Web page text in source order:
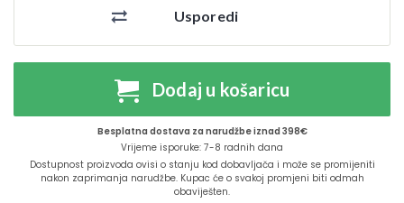
Usporedi
Dodaj u košaricu
Besplatna dostava za narudžbe iznad 398€
Vrijeme isporuke: 7-8 radnih dana
Dostupnost proizvoda ovisi o stanju kod dobavljača i može se promijeniti
nakon zaprimanja narudžbe. Kupac će o svakoj promjeni biti odmah
obaviješten.